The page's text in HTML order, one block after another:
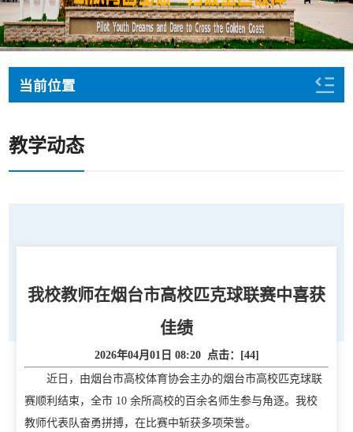
当前位置
教学动态
我校教师在烟台市高校匹克球联赛中喜获
佳绩
2026年04月01日 08:20 点击：[44]
近日，由烟台市高校体育协会主办的烟台市高校匹克球联
赛顺利结束，全市 10 余所高校的百余名师生参与角逐。我校
教师代表队奋勇拼搏，在比赛中斩获多项荣誉。